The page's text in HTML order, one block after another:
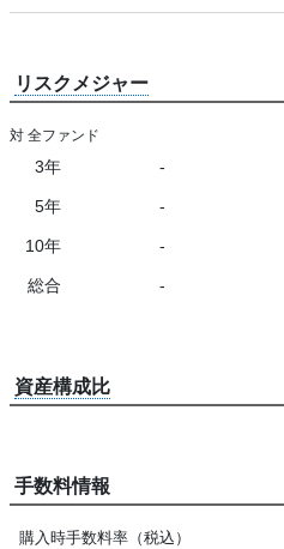
リスクメジャー
対 全ファンド
3年 -
5年 -
10年 -
総合 -
資産構成比
手数料情報
購入時手数料率（税込）